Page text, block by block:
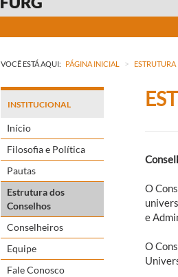
VOCÊ ESTÁ AQUI: PÁGINA INICIAL >
INSTITUCIONAL
Início
Filosofia e Política
Pautas
Estrutura dos
Conselhos
Conselheiros
Equipe
Fale Conosco
O
e
O